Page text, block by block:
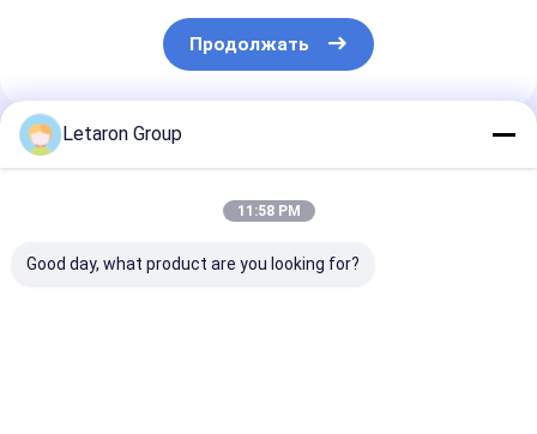
Продолжать
Порекомендованные Продукты
Letaron Group
11:58 PM
Good day, what product are you looking for?